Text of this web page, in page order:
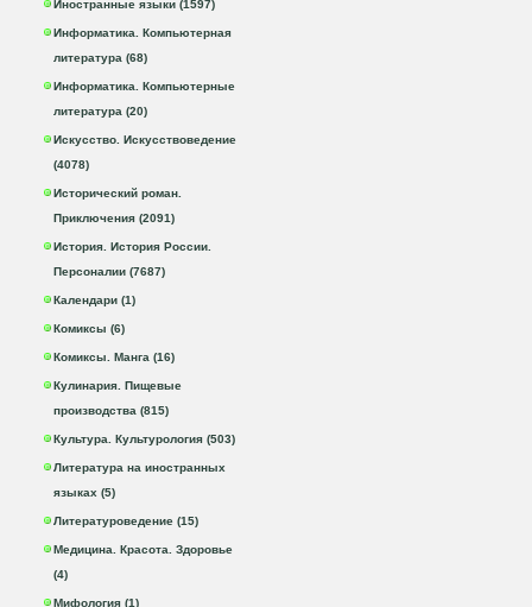
Иностранные языки (1597)
Информатика. Компьютерная
литература (68)
Информатика. Компьютерные
литература (20)
Искусство. Искусствоведение
(4078)
Исторический роман.
Приключения (2091)
История. История России.
Персоналии (7687)
Календари (1)
Комиксы (6)
Комиксы. Манга (16)
Кулинария. Пищевые
производства (815)
Культура. Культурология (503)
Литература на иностранных
языках (5)
Литературоведение (15)
Медицина. Красота. Здоровье
(4)
Мифология (1)